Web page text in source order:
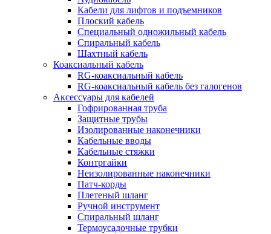
Кабели для лифтов и подъемников
Плоский кабель
Специальный одножильный кабель
Спиральный кабель
Шахтный кабель
Коаксиальный кабель
RG-коаксиальный кабель
RG-коаксиальный кабель без галогенов
Аксессуары для кабелей
Гофрированная труба
Защитные трубы
Изолированные наконечники
Кабельные вводы
Кабельные стяжки
Контргайки
Неизолированные наконечники
Патч-корды
Плетеный шланг
Ручной инструмент
Спиральный шланг
Термоусадочные трубки